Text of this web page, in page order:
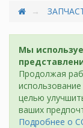
Мы
Продолжая
целью
ваших
Подробнее о